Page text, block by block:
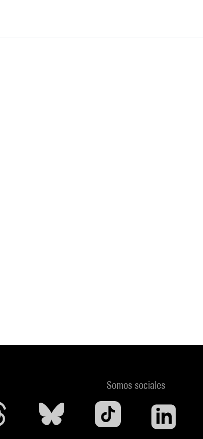
Somos sociales